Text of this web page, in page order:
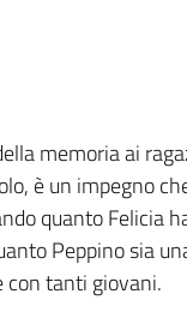
memoria ai
è un impegno
quanto Felicia
Peppino sia
tanti giovani.